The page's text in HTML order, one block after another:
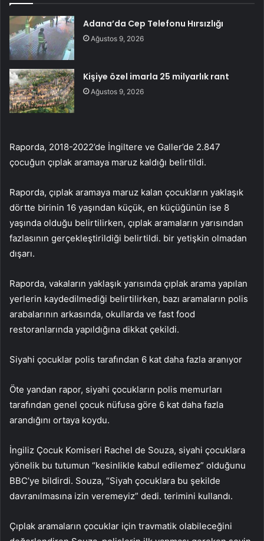
Adana’da Cep Telefonu Hırsızlığı
Ağustos 9, 2026
Kişiye özel imarla 25 milyarlık rant
Ağustos 9, 2026
Raporda, 2018-2022’de İngiltere ve Galler’de 2.847
çocuğun çıplak aramaya maruz kaldığı belirtildi.
Raporda, çıplak aramaya maruz kalan çocukların yaklaşık
dörtte birinin 16 yaşından küçük, en küçüğünün ise 8
yaşında olduğu belirtilirken, çıplak aramaların yarısından
fazlasının gerçekleştirildiği belirtildi. bir yetişkin olmadan
dışarı.
Raporda, vakaların yaklaşık yarısında çıplak arama yapılan
yerlerin kaydedilmediği belirtilirken, bazı aramaların polis
arabalarının arkasında, okullarda ve fast food
restoranlarında yapıldığına dikkat çekildi.
Siyahi çocuklar polis tarafından 6 kat daha fazla aranıyor
Öte yandan rapor, siyahi çocukların polis memurları
tarafından genel çocuk nüfusa göre 6 kat daha fazla
arandığını ortaya koydu.
İngiliz Çocuk Komiseri Rachel de Souza, siyahi çocuklara
yönelik bu tutumun “kesinlikle kabul edilemez” olduğunu
BBC’ye bildirdi. Souza, “Siyah çocuklara bu şekilde
davranılmasına izin veremeyiz” dedi. terimini kullandı.
Çıplak aramaların çocuklar için travmatik olabileceğini